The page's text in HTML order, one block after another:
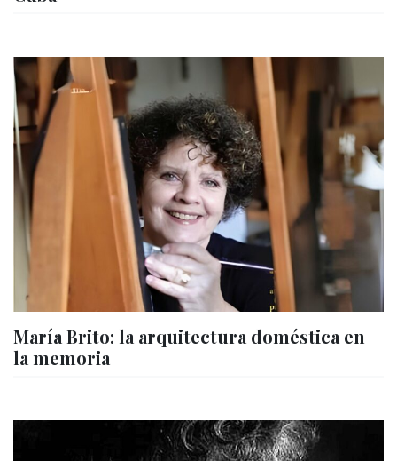
María Brito: la arquitectura doméstica en
la memoria